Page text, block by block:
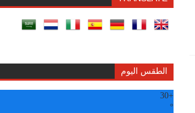
الطقس اليوم
+
30
°